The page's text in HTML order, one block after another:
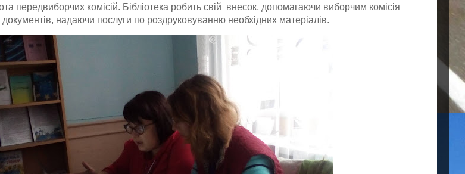
передвиборчих комісій. Бібліотека робить свій внесок, допомагаючи виборчим комісія
надаючи послуги по роздруковуванню необхідних матеріалів.